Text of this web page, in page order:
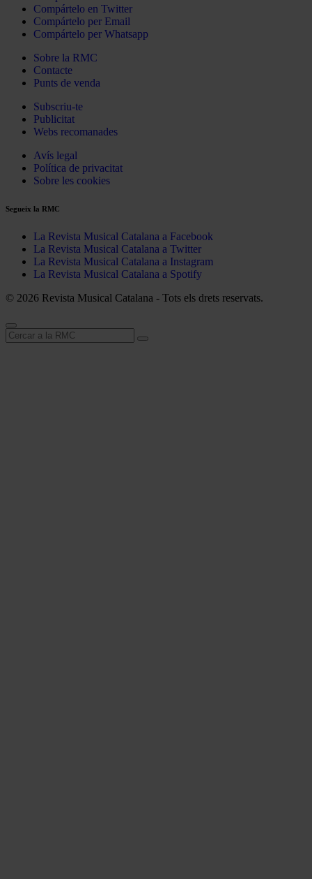
Compártelo en Twitter
Compártelo per Email
Compártelo per Whatsapp
Sobre la RMC
Contacte
Punts de venda
Subscriu-te
Publicitat
Webs recomanades
Avís legal
Política de privacitat
Sobre les cookies
Segueix la RMC
La Revista Musical Catalana a Facebook
La Revista Musical Catalana a Twitter
La Revista Musical Catalana a Instagram
La Revista Musical Catalana a Spotify
© 2026 Revista Musical Catalana - Tots els drets reservats.
Cerca